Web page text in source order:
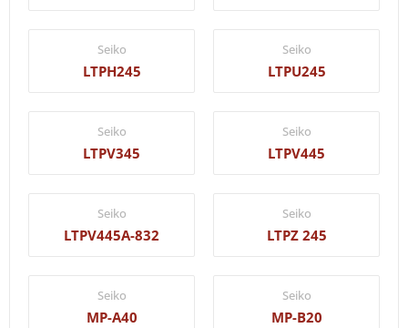
Seiko
LTPH245
Seiko
LTPU245
Seiko
LTPV345
Seiko
LTPV445
Seiko
LTPV445A-832
Seiko
LTPZ 245
Seiko
MP-A40
Seiko
MP-B20